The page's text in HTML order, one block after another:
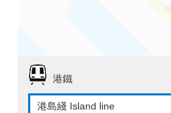
港鐵
港島綫 Island line